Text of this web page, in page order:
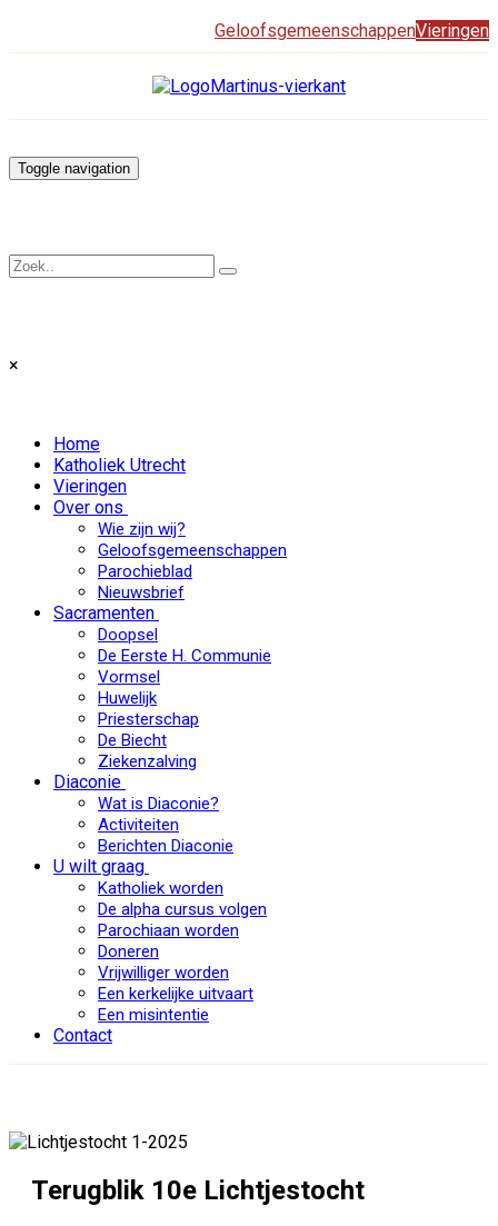
GeloofsgemeenschappenVieringen
Toggle navigation
×
Home
Katholiek Utrecht
Vieringen
Over ons
Wie zijn wij?
Geloofsgemeenschappen
Parochieblad
Nieuwsbrief
Sacramenten
Doopsel
De Eerste H. Communie
Vormsel
Huwelijk
Priesterschap
De Biecht
Ziekenzalving
Diaconie
Wat is Diaconie?
Activiteiten
Berichten Diaconie
U wilt graag
Katholiek worden
De alpha cursus volgen
Parochiaan worden
Doneren
Vrijwilliger worden
Een kerkelijke uitvaart
Een misintentie
Contact
Terugblik 10e Lichtjestocht